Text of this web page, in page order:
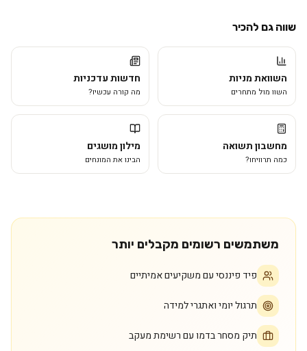
שווה גם להכיר
השוואת מניות
השוו מול מתחרים
חדשות עדכניות
מה קורה עכשיו?
מחשבון תשואה
כמה תרוויחו?
מילון מושגים
הבינו את המונחים
משתמשים רשומים מקבלים יותר
פיד פיננסי עם משקיעים אמיתיים
תרגול יומי ואתגרי למידה
תיק מסחר בדמו עם רשימת מעקב